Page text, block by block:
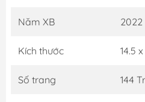
Năm XB 2022
Kích thước 14.5
Số trang 144